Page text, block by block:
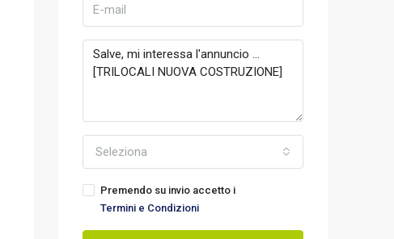
Seleziona
Premendo su invio accetto i
Termini e Condizioni